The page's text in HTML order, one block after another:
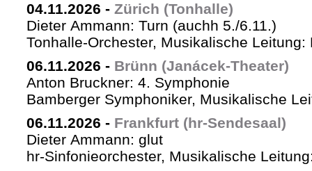
04.11.2026 - Zürich (Tonhalle)
Dieter Ammann: Turn (auchh 5./6.11.)
Tonhalle-Orchester, Musikalische Leitung:
06.11.2026 - Brünn (Janácek-Theater)
Anton Bruckner: 4. Symphonie
Bamberger Symphoniker, Musikalische
06.11.2026 - Frankfurt (hr-Sendesaal)
Dieter Ammann: glut
hr-Sinfonieorchester, Musikalische